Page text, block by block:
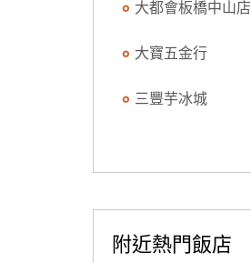
大都會板橋中山店
大寶五金行
三豐芋冰城
附近熱門飯店